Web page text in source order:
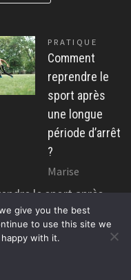
PRATIQUE
Comment
reprendre le
sport après
une longue
période d’arrêt
?
Marise
le sport après
période d’arrêt
souvent un
défi personnel,
appréhension,
give you the best
to use this site we
with it.